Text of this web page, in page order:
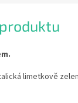
limetkově